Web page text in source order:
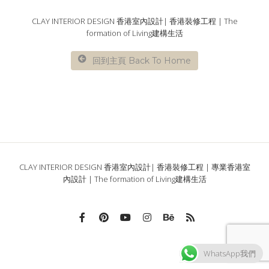
CLAY INTERIOR DESIGN 香港室內設計| 香港裝修工程 | The
formation of Living建構生活
回到主頁 Back To Home
CLAY INTERIOR DESIGN 香港室內設計| 香港裝修工程 | 專業香港室
內設計 | The formation of Living建構生活
WhatsApp我們